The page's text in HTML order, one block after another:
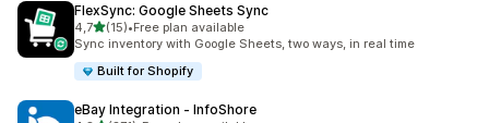
FlexSync: Google Sheets Sync
4,7de 5 estrelas
(15)
15 total de avaliações
•Free plan available
Sync inventory with Google Sheets, two ways, in real time
Built for Shopify
eBay Integration ‑ InfoShore